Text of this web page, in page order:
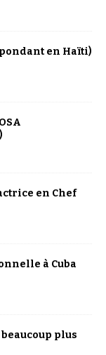
en Haïti)
en Chef
à Cuba
plus